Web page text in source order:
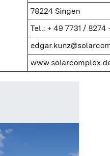
78224 Singen
Tel.: + 49 7731 / 8274